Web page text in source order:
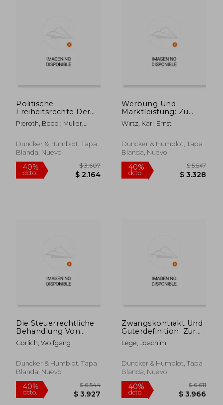
Politische
Freiheitsrechte Der
Rundfunkmitarbeiter
(en Alemán)
Pieroth, Bodo ; Muller,
Duncker & Humblot, Tapa
Blanda, Nuevo
Werbung Und
Marktleistung: Zu
Einem
Anwendungsfeld Fur
Wettbewerbsregeln
(en Alemán)
Wirtz, Karl-Ernst
Duncker & Humblot, Tapa
Blanda, Nuevo
Die Steuerrechtliche
Behandlung Von
Vertragsgestaltungen
Zwischen
Verfassungsrechtliche,
Methodische Und
Grundlagen (en
Alemán)
Gorlich, Wolfgang
Duncker & Humblot, Tapa
Blanda, Nuevo
Zwangskontrakt Und
Guterdefinition: Zur
Klarung Der Begriffe
'Enteignung' Und
Schrankenbestimmung
Des Eigentums (en
Lege, Joachim
Duncker & Humblot, Tapa
Blanda, Nuevo